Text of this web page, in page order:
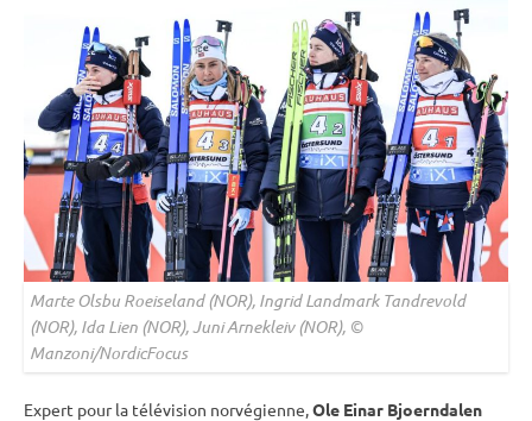
Marte Olsbu Roeiseland (NOR), Ingrid Landmark Tandrevold
(NOR), Ida Lien (NOR), Juni Arnekleiv (NOR), ©
Manzoni/NordicFocus
Expert pour la télévision norvégienne,Ole Einar Bjoerndalen